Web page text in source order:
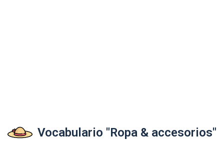
Vocabulario "Ropa & accesorios"